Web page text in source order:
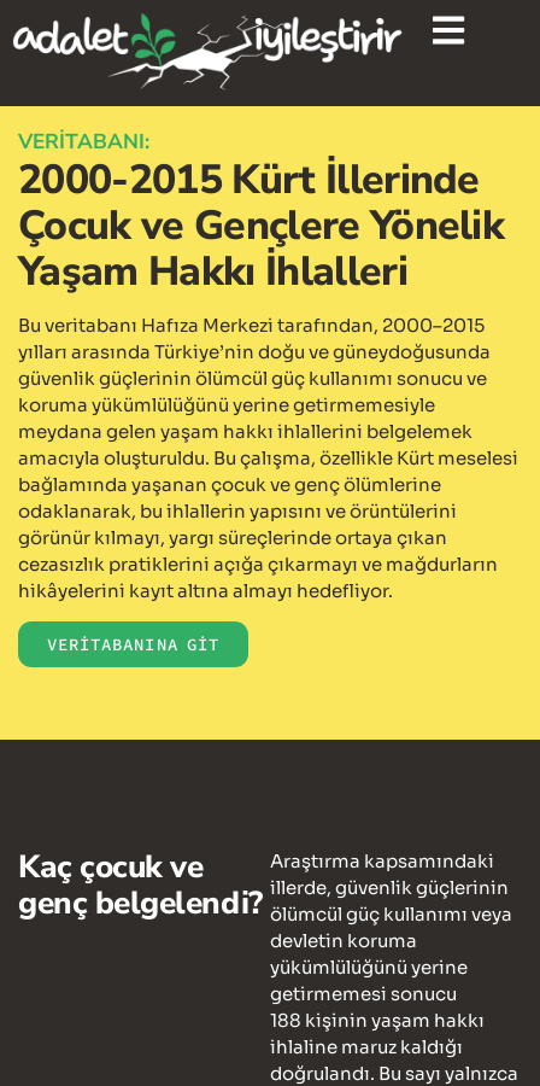
VERİTABANI:
2000-2015 Kürt İllerinde
Çocuk ve Gençlere Yönelik
Yaşam Hakkı İhlalleri
Bu veritabanı Hafıza Merkezi tarafından, 2000–2015
yılları arasında Türkiye’nin doğu ve güneydoğusunda
güvenlik güçlerinin ölümcül güç kullanımı sonucu ve
koruma yükümlülüğünü yerine getirmemesiyle
meydana gelen yaşam hakkı ihlallerini belgelemek
amacıyla oluşturuldu. Bu çalışma, özellikle Kürt meselesi
bağlamında yaşanan çocuk ve genç ölümlerine
odaklanarak, bu ihlallerin yapısını ve örüntülerini
görünür kılmayı, yargı süreçlerinde ortaya çıkan
cezasızlık pratiklerini açığa çıkarmayı ve mağdurların
hikâyelerini kayıt altına almayı hedefliyor.
VERİTABANINA GİT
Kaç çocuk ve
genç belgelendi?
Araştırma kapsamındaki
illerde, güvenlik güçlerinin
ölümcül güç kullanımı veya
devletin koruma
yükümlülüğünü yerine
getirmemesi sonucu
188 kişinin yaşam hakkı
ihlaline maruz kaldığı
doğrulandı. Bu sayı yalnızca